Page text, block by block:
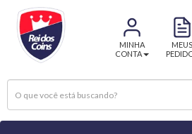
MINHA
CONTA
MEUS